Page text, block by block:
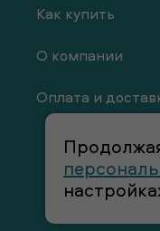
Как купить
О компании
Оплата и